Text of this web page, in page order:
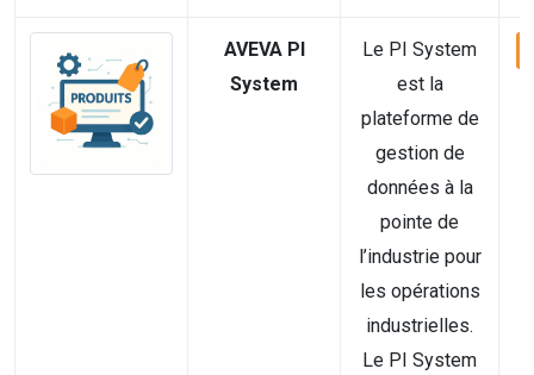
AVEVA PI
System
Le PI System
est la
plateforme de
gestion de
données à la
pointe de
l’industrie pour
les opérations
industrielles.
Le PI System